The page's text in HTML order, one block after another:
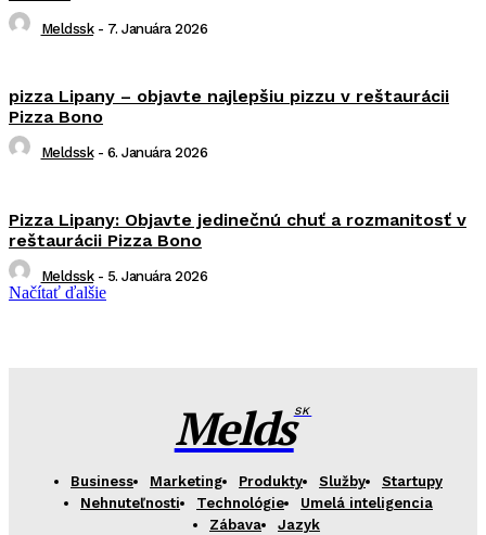
Meldssk - 7. Januára 2026
pizza Lipany – objavte najlepšiu pizzu v reštaurácii
Pizza Bono
Meldssk - 6. Januára 2026
Pizza Lipany: Objavte jedinečnú chuť a rozmanitosť v
reštaurácii Pizza Bono
Meldssk - 5. Januára 2026
Načítať ďalšie
MeldsSK
Business Marketing Produkty Služby
Startupy
Nehnuteľnosti
Technológie
Umelá inteligencia
Zábava
Jazyk